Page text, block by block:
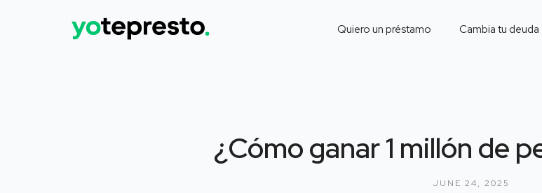
Quiero un préstamo Cambia tu deuda
¿Cómo ganar 1 millón de
JUNE 24, 2025